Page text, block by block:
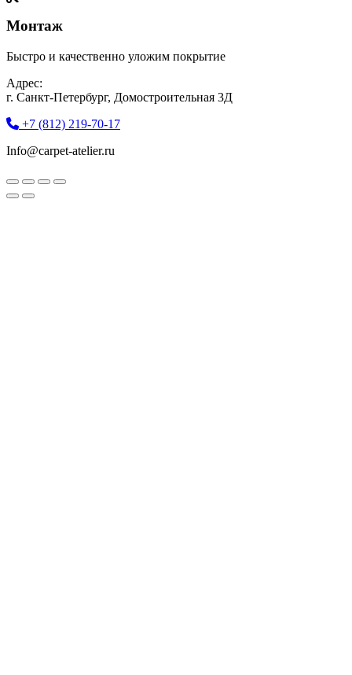
Монтаж
Быстро и качественно уложим покрытие
Адрес:
г. Санкт-Петербург, Домостроительная 3Д
+7 (812) 219-70-17
Info@carpet-atelier.ru